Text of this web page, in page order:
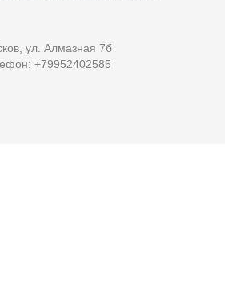
ул. Алмазная 7б
+79952402585